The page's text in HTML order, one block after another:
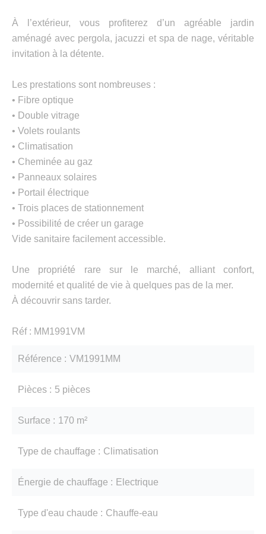
À l’extérieur, vous profiterez d’un agréable jardin
aménagé avec pergola, jacuzzi et spa de nage, véritable
invitation à la détente.
Les prestations sont nombreuses :
• Fibre optique
• Double vitrage
• Volets roulants
• Climatisation
• Cheminée au gaz
• Panneaux solaires
• Portail électrique
• Trois places de stationnement
• Possibilité de créer un garage
Vide sanitaire facilement accessible.
Une propriété rare sur le marché, alliant confort,
modernité et qualité de vie à quelques pas de la mer.
À découvrir sans tarder.
Réf : MM1991VM
Référence VM1991MM
Pièces 5 pièces
Surface 170 m²
Type de chauffage Climatisation
Énergie de chauffage Electrique
Type d'eau chaude Chauffe-eau